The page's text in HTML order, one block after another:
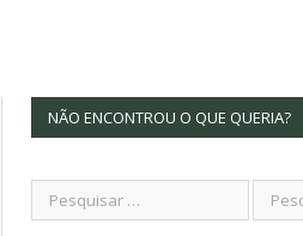
NÃO ENCONTROU O QUE QUERIA?